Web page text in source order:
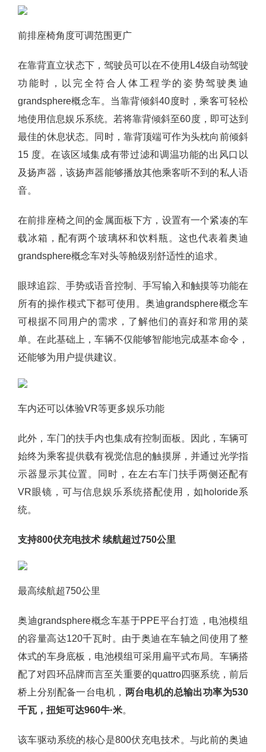
前排座椅角度可调范围更广
在靠背直立状态下，驾驶员可以在不使用L4级自动驾驶
功能时，以完全符合人体工程学的姿势驾驶奥迪
grandsphere概念车。当靠背倾斜40度时，乘客可轻松
地使用信息娱乐系统。若将靠背倾斜至60度，即可达到
最佳的休息状态。同时，靠背顶端可作为头枕向前倾斜
15 度。在该区域集成有带过滤和调温功能的出风口以
及扬声器，该扬声器能够播放其他乘客听不到的私人语
音。
在前排座椅之间的金属面板下方，设置有一个紧凑的车
载冰箱，配有两个玻璃杯和饮料瓶。这也代表着奥迪
grandsphere概念车对头等舱级别舒适性的追求。
眼球追踪、手势或语音控制、手写输入和触摸等功能在
所有的操作模式下都可使用。奥迪grandsphere概念车
可根据不同用户的需求，了解他们的喜好和常用的菜
单。在此基础上，车辆不仅能够智能地完成基本命令，
还能够为用户提供建议。
车内还可以体验VR等更多娱乐功能
此外，车门的扶手内也集成有控制面板。因此，车辆可
始终为乘客提供载有视觉信息的触摸屏，并通过光学指
示器显示其位置。同时，在左右车门扶手两侧还配有
VR眼镜，可与信息娱乐系统搭配使用，如holoride系
统。
支持800伏充电技术 续航超过750公里
最高续航超750公里
奥迪grandsphere概念车基于PPE平台打造，电池模组
的容量高达120千瓦时。由于奥迪在车轴之间使用了整
体式的车身底板，电池模组可采用扁平式布局。车辆搭
配了对四环品牌而言至关重要的quattro四驱系统，前后
桥上分别配备一台电机， 两台电机的总输出功率为530
千瓦，扭矩可达960牛·米。
该车驱动系统的核心是800伏充电技术。与此前的奥迪